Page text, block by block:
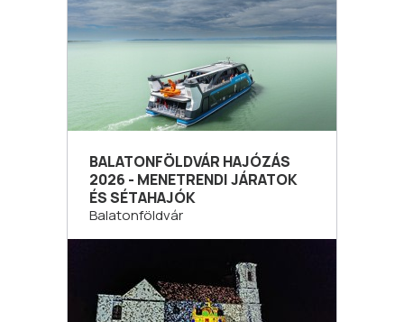
BALATONFÖLDVÁR HAJÓZÁS
2026 - MENETRENDI JÁRATOK
ÉS SÉTAHAJÓK
Balatonföldvár